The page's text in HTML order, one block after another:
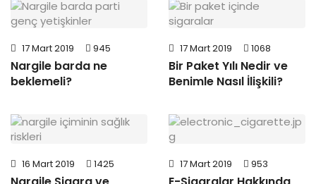
17 Mart 2019 945
Nargile barda ne
beklemeli?
17 Mart 2019 1068
Bir Paket Yılı Nedir ve
Benimle Nasıl İlişkili?
16 Mart 2019 1425 17 Mart 2019 953